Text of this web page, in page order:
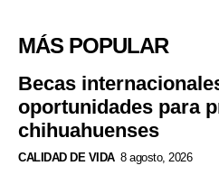
MÁS POPULAR
Becas
oportunidades para
chihuahuenses
CALIDAD DE VIDA 8 agosto, 2026